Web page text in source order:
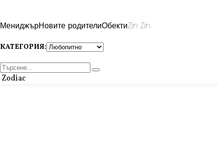
МениджърНовите родителиОбектиZin Zin
КАТЕГОРИЯ:
Zodiac